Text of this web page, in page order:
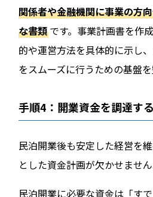
関係者や金融機関に事業の方
な書類 です。事業計画書を作
的や運営方法を具体的に示し
をスムーズに行うための基盤を
手順4：開業資金を調達する
民泊開業後も安定した経営を
とした資金計画が欠かせません
民泊開業に必要な資金は「す